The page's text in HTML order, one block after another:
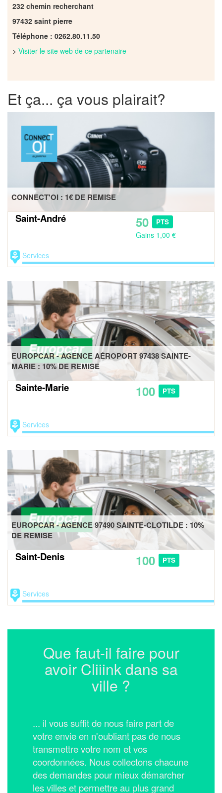
232 chemin recherchant
97432 saint pierre
Téléphone : 0262.80.11.50
> Visiter le site web de ce partenaire
Et ça... ça vous plairait?
CONNECT'OI : 1€ DE REMISE
Saint-André 50 PTS
Gains 1,00 €
Services
EUROPCAR - AGENCE AÉROPORT 97438 SAINTE-
MARIE : 10% DE REMISE
Sainte-Marie 100 PTS
Services
EUROPCAR - AGENCE 97490 SAINTE-CLOTILDE : 10%
DE REMISE
Saint-Denis 100 PTS
Services
Que faut-il faire pour
avoir Cliiink dans sa
ville ?
... il vous suffit de nous faire part de
votre envie en n'oubliant pas de nous
transmettre votre nom et vos
coordonnées. Nous collectons chacune
des demandes pour mieux démarcher
les villes et permettre au plus grand